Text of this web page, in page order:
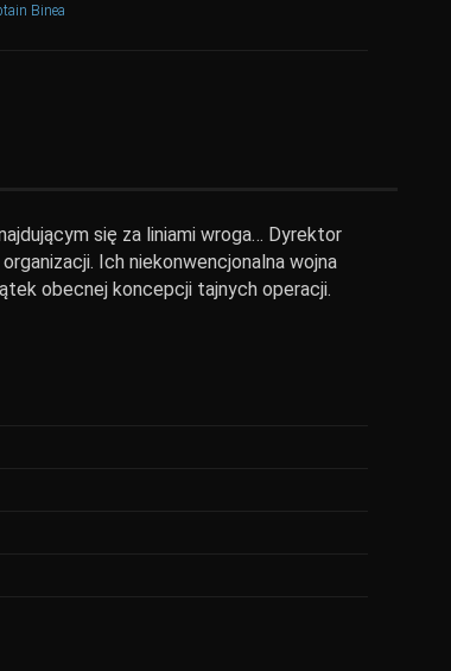
Binea
się za liniami wroga… Dyrektor
Ich niekonwencjonalna wojna
obecnej koncepcji tajnych operacji.